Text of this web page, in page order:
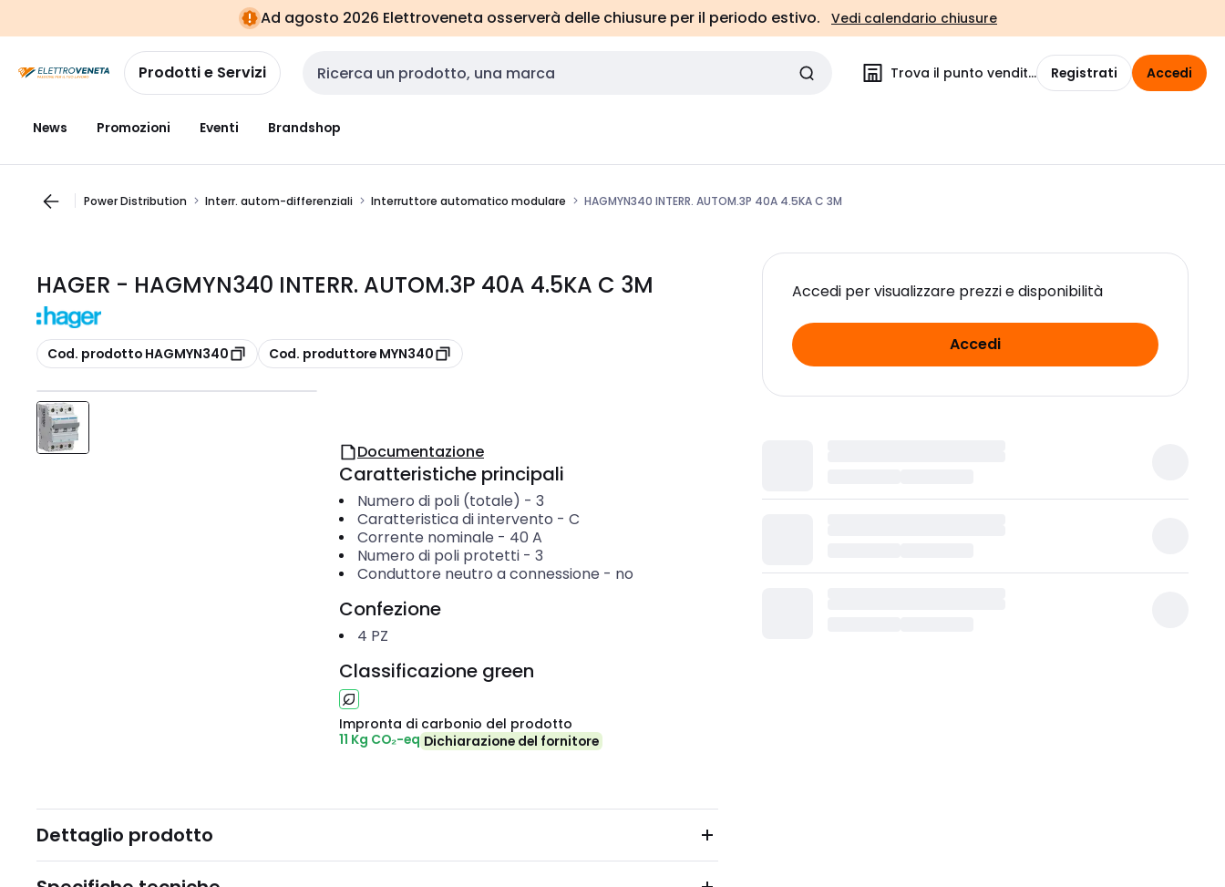
navigazionealla
pagina
Ad agosto 2026 Elettroveneta osserverà delle chiusure per il periodo estivo. Vedi calendario chiusure
Prodotti e Servizi Cerca input Trova il punto vendita Registrati Accedi
News Promozioni Eventi Brandshop
Power Distribution Interr. autom-differenziali Interruttore automatico modulare HAGMYN340 INTERR. AUTOM.3P 40A 4.5KA C 3M
HAGER - HAGMYN340 INTERR. AUTOM.3P 40A 4.5KA C 3M
copia
Cod. prodotto HAGMYN340 copia
Cod. produttore MYN340
Accedi per visualizzare prezzi e disponibilità
Accedi
Documentazione
Caratteristiche principali
Numero di poli (totale) - 3
Caratteristica di intervento - C
Corrente nominale - 40 A
Numero di poli protetti- 3
Conduttore neutro a connessione - no
Confezione
4 PZ
Classificazione green
Impronta di carbonio del prodotto
11 Kg CO₂-eq Dichiarazione del fornitore
Dettaglio prodotto